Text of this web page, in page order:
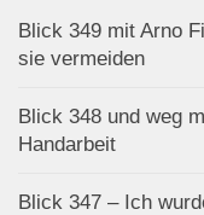
Blick 349 mit Arno
sie vermeiden
Blick 348 und weg
Handarbeit
Blick 347 – Ich